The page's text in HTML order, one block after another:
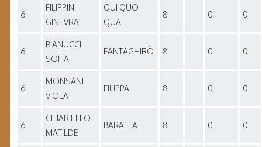
6
FILIPPINI
GINEVRA
QUI QUO
QUA
8 0 0
6
BIANUCCI
SOFIA
FANTAGHIRÒ 8 0 0
6
MONSANI
VIOLA
FILIPPA 8 0 0
6
CHIARIELLO
MATILDE
BARALLA 8 0 0